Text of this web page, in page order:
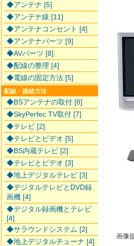
画像
◆アンテナ [5]
◆アンテナ線 [11]
◆アンテナコンセント [4]
◆アンテナパーツ [9]
◆AVパーツ [8]
◆配線の整理 [4]
◆電線の固定方法 [5]
配線・接続方法
◆BSアンテナの取付 [8]
◆SkyPerfec TV取付 [7]
◆テレビ [2]
◆テレビとビデオ [5]
◆BS内蔵テレビ [2]
◆テレビとビデオ [3]
◆地上デジタルテレビ [3]
◆デジタルテレビとDVD録
画機 [4]
◆デジタル録画機とテレビ
[4]
◆サラウンドシステム [2]
◆地上デジタルチューナ [4]